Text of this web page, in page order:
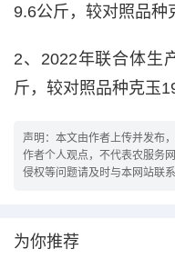
9.6公斤，较对照品种
2、2022年联合体生
斤，较对照品种克玉
声明：本文由作者上传并发布
作者个人观点，不代表农服务
侵权等问题请及时与本网站联
为你推荐